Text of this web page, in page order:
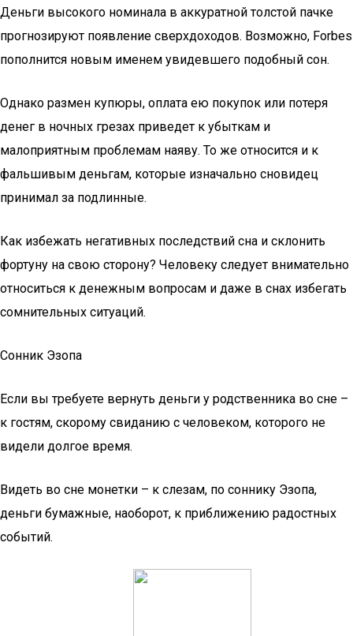
Деньги высокого номинала в аккуратной толстой пачке
прогнозируют появление сверхдоходов. Возможно, Forbes
пополнится новым именем увидевшего подобный сон.
Однако размен купюры, оплата ею покупок или потеря
денег в ночных грезах приведет к убыткам и
малоприятным проблемам наяву. То же относится и к
фальшивым деньгам, которые изначально сновидец
принимал за подлинные.
Как избежать негативных последствий сна и склонить
фортуну на свою сторону? Человеку следует внимательно
относиться к денежным вопросам и даже в снах избегать
сомнительных ситуаций.
Сонник Эзопа
Если вы требуете вернуть деньги у родственника во сне –
к гостям, скорому свиданию с человеком, которого не
видели долгое время.
Видеть во сне монетки – к слезам, по соннику Эзопа,
деньги бумажные, наоборот, к приближению радостных
событий.